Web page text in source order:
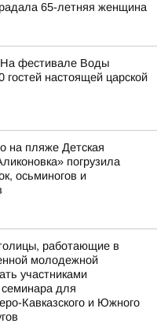
65-летняя женщина
фестивале Воды
гостей настоящей царской
на пляже Детская
погрузила
осьминогов и
работающие в
молодежной
участниками
семинара для
Кавказского и Южного